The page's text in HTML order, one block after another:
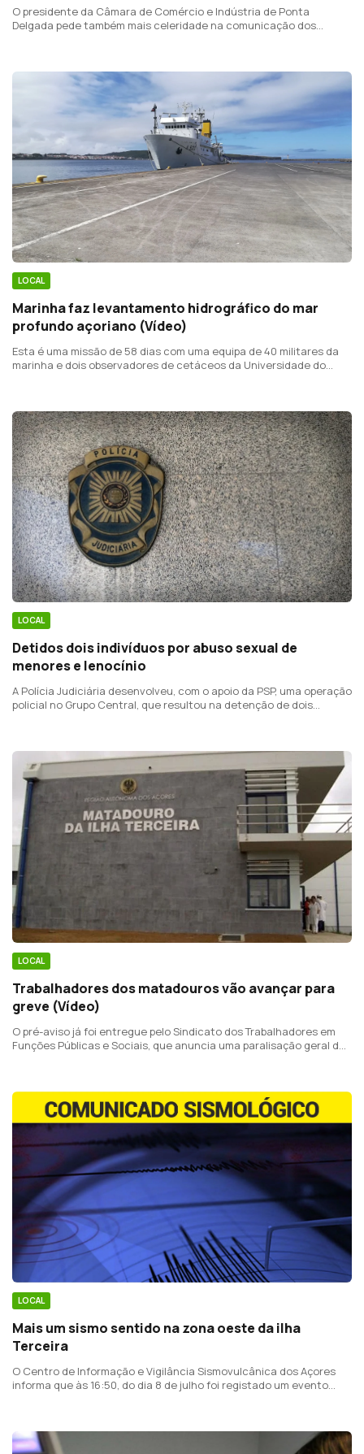
O presidente da Câmara de Comércio e Indústria de Ponta
Delgada pede também mais celeridade na comunicação dos
LOCAL
Marinha faz levantamento hidrográfico do mar
profundo açoriano (Vídeo)
Esta é uma missão de 58 dias com uma equipa de 40 militares da
marinha e dois observadores de cetáceos da Universidade do
LOCAL
Detidos dois indivíduos por abuso sexual de
menores e lenocínio
A Polícia Judiciária desenvolveu, com o apoio da PSP, uma operação
policial no Grupo Central, que resultou na detenção de dois
LOCAL
Trabalhadores dos matadouros vão avançar para
greve (Vídeo)
O pré-aviso já foi entregue pelo Sindicato dos Trabalhadores em
Funções Públicas e Sociais, que anuncia uma paralisação geral de
LOCAL
Mais um sismo sentido na zona oeste da ilha
Terceira
O Centro de Informação e Vigilância Sismovulcânica dos Açores
informa que às 16:50, do dia 8 de julho foi registado um evento